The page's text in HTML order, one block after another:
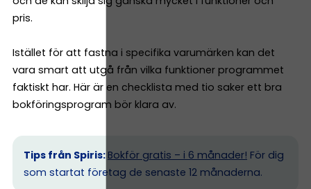
pris.
Istället för att fastna i specifika varumärken kan det
vara smart att utgå från vilka funktioner programmet
faktiskt har. Här är en checklista med tio saker ett bra
bokföringsprogram bör klara av.
Tips från Spiris: Bokför gratis – i 6 månader! För dig
som startat företag de senaste 12 månaderna.